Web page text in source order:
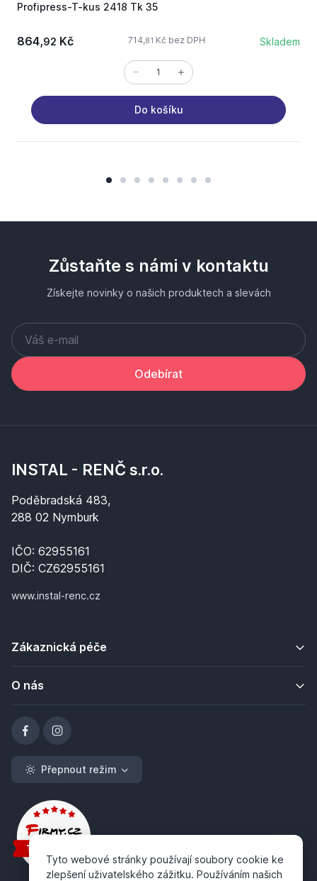
Profipress-T-kus 2418 Tk 35
864,92 Kč 714,81 Kč bez DPH Skladem
Do košíku
Zůstaňte s námi v kontaktu
Získejte novinky o našich produktech a slevách
Odebírat
INSTAL - RENČ s.r.o.
Poděbradská 483,
288 02 Nymburk
IČO: 62955161
DIČ: CZ62955161
www.instal-renc.cz
Zákaznická péče
O nás
Přepnout režim
Tyto webové stránky používají soubory cookie ke
zlepšení uživatelského zážitku. Používáním našich